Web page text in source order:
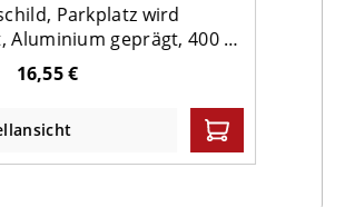
Parkplatz wird
Aluminium geprägt, 400 x
250 mm
16,55 €